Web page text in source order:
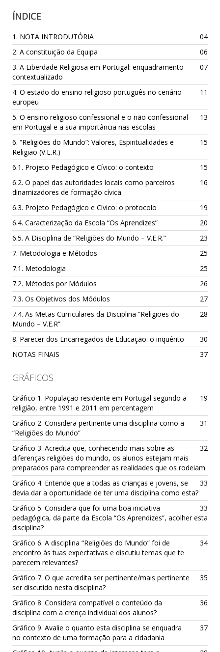
ÍNDICE
04
1. NOTA INTRODUTÓRIA
06
2. A constituição da Equipa
07
3. A Liberdade Religiosa em Portugal: enquadramento
contextualizado
11
4. O estado do ensino religioso português no cenário
europeu
13
5. O ensino religioso confessional e o não confessional
em Portugal e a sua importância nas escolas
15
6. “Religiões do Mundo”: Valores, Espiritualidades e
Religião (V.E.R.)
15
6.1. Projeto Pedagógico e Cívico: o contexto
16
6.2. O papel das autoridades locais como parceiros
dinamizadores de formação cívica
19
6.3. Projeto Pedagógico e Cívico: o protocolo
20
6.4. Caracterização da Escola “Os Aprendizes”
23
6.5. A Disciplina de “Religiões do Mundo – V.E.R.”
25
7. Metodologia e Métodos
25
7.1. Metodologia
26
7.2. Métodos por Módulos
27
7.3. Os Objetivos dos Módulos
28
7.4. As Metas Curriculares da Disciplina “Religiões do
Mundo – V.E.R”
30
8. Parecer dos Encarregados de Educação: o inquérito
37
NOTAS FINAIS
GRÁFICOS
19
Gráfico 1. População residente em Portugal segundo a
religião, entre 1991 e 2011 em percentagem
31
Gráfico 2. Considera pertinente uma disciplina como a
“Religiões do Mundo”
32
Gráfico 3. Acredita que, conhecendo mais sobre as
diferenças religiões do mundo, os alunos estejam mais
preparados para compreender as realidades que os rodeiam
33
Gráfico 4. Entende que a todas as crianças e jovens, se
devia dar a oportunidade de ter uma disciplina como esta?
33
Gráfico 5. Considera que foi uma boa iniciativa
pedagógica, da parte da Escola “Os Aprendizes”, acolher esta
disciplina?
34
Gráfico 6. A disciplina “Religiões do Mundo” foi de
encontro às tuas expectativas e discutiu temas que te
parecem relevantes?
35
Gráfico 7. O que acredita ser pertinente/mais pertinente
ser discutido nesta disciplina?
36
Gráfico 8. Considera compatível o conteúdo da
disciplina com a crença individual dos alunos?
37
Gráfico 9. Avalie o quanto esta disciplina se enquadra
no contexto de uma formação para a cidadania